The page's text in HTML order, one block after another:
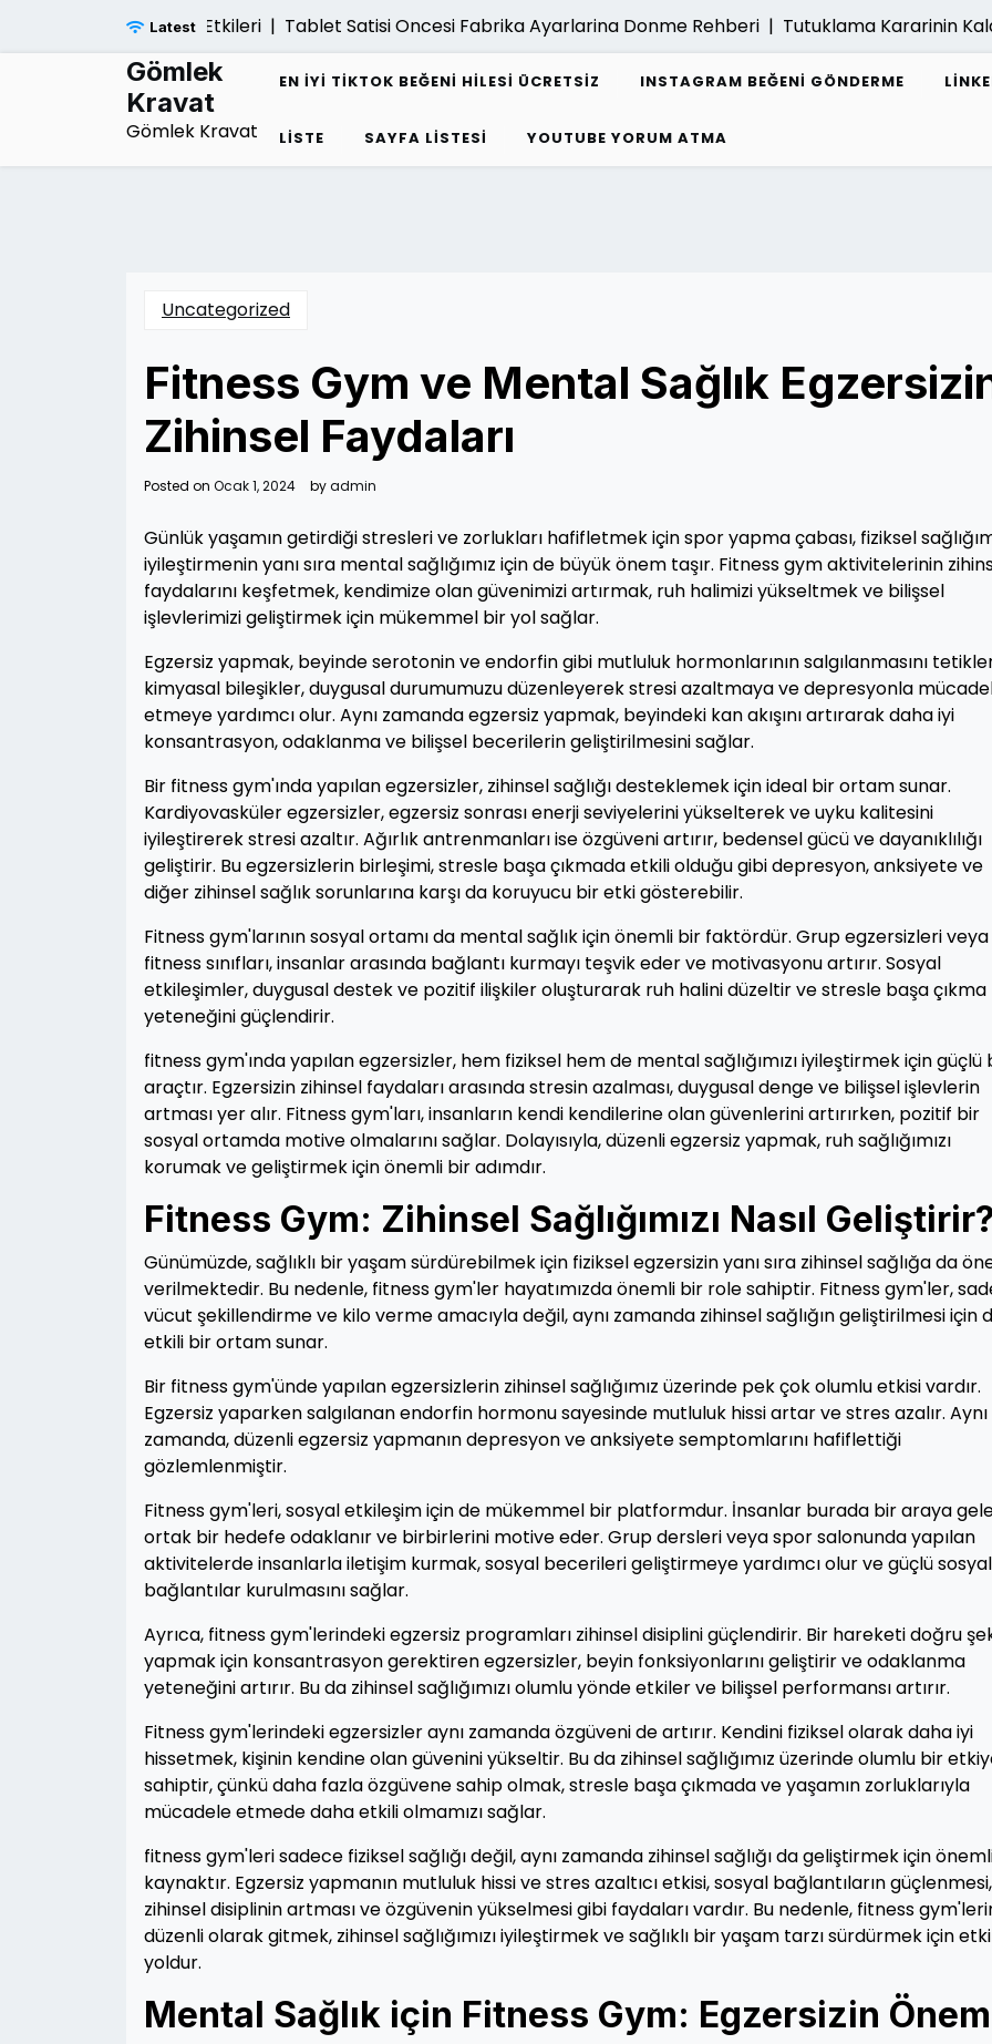
Latest
Cokuse Yol Acan Etkileri |Tablet Satisi Oncesi Fabrika Ayarlarina Donme Rehberi |Tutuklama Kararinin
Gömlek
Kravat
Gömlek Kravat
EN İYI TIKTOK BEĞENI HILESI ÜCRETSIZ INSTAGRAM BEĞENI GÖNDERME
LISTE SAYFA LISTESI YOUTUBE YORUM ATMA
Uncategorized
Fitness Gym ve Mental Sağlık
Zihinsel Faydaları
Posted on Ocak 1, 2024 byadmin
Günlük yaşamın getirdiği stresleri ve zorlukları hafifletmek için spor yapma çabası, fiziksel
iyileştirmenin yanı sıra mental sağlığımız için de büyük önem taşır. Fitness gym aktivitelerinin
faydalarını keşfetmek, kendimize olan güvenimizi artırmak, ruh halimizi yükseltmek ve bilişsel
işlevlerimizi geliştirmek için mükemmel bir yol sağlar.
Egzersiz yapmak, beyinde serotonin ve endorfin gibi mutluluk hormonlarının salgılanmasını
kimyasal bileşikler, duygusal durumumuzu düzenleyerek stresi azaltmaya ve depresyonla
etmeye yardımcı olur. Aynı zamanda egzersiz yapmak, beyindeki kan akışını artırarak daha iyi
konsantrasyon, odaklanma ve bilişsel becerilerin geliştirilmesini sağlar.
Bir fitness gym'ında yapılan egzersizler, zihinsel sağlığı desteklemek için ideal bir ortam sunar.
Kardiyovasküler egzersizler, egzersiz sonrası enerji seviyelerini yükselterek ve uyku kalitesini
iyileştirerek stresi azaltır. Ağırlık antrenmanları ise özgüveni artırır, bedensel gücü ve dayanıklılığı
geliştirir. Bu egzersizlerin birleşimi, stresle başa çıkmada etkili olduğu gibi depresyon, anksiyete ve
diğer zihinsel sağlık sorunlarına karşı da koruyucu bir etki gösterebilir.
Fitness gym'larının sosyal ortamı da mental sağlık için önemli bir faktördür. Grup egzersizleri veya
fitness sınıfları, insanlar arasında bağlantı kurmayı teşvik eder ve motivasyonu artırır. Sosyal
etkileşimler, duygusal destek ve pozitif ilişkiler oluşturarak ruh halini düzeltir ve stresle başa çıkma
yeteneğini güçlendirir.
fitness gym'ında yapılan egzersizler, hem fiziksel hem de mental sağlığımızı iyileştirmek için güçlü
araçtır. Egzersizin zihinsel faydaları arasında stresin azalması, duygusal denge ve bilişsel işlevlerin
artması yer alır. Fitness gym'ları, insanların kendi kendilerine olan güvenlerini artırırken, pozitif bir
sosyal ortamda motive olmalarını sağlar. Dolayısıyla, düzenli egzersiz yapmak, ruh sağlığımızı
korumak ve geliştirmek için önemli bir adımdır.
Fitness Gym: Zihinsel Sağlığımızı Nasıl Geliştirir?
Günümüzde, sağlıklı bir yaşam sürdürebilmek için fiziksel egzersizin yanı sıra zihinsel sağlığa da
verilmektedir. Bu nedenle, fitness gym'ler hayatımızda önemli bir role sahiptir. Fitness gym'ler,
vücut şekillendirme ve kilo verme amacıyla değil, aynı zamanda zihinsel sağlığın geliştirilmesi için
etkili bir ortam sunar.
Bir fitness gym'ünde yapılan egzersizlerin zihinsel sağlığımız üzerinde pek çok olumlu etkisi vardır.
Egzersiz yaparken salgılanan endorfin hormonu sayesinde mutluluk hissi artar ve stres azalır. Aynı
zamanda, düzenli egzersiz yapmanın depresyon ve anksiyete semptomlarını hafiflettiği
gözlemlenmiştir.
Fitness gym'leri, sosyal etkileşim için de mükemmel bir platformdur. İnsanlar burada bir araya
ortak bir hedefe odaklanır ve birbirlerini motive eder. Grup dersleri veya spor salonunda yapılan
aktivitelerde insanlarla iletişim kurmak, sosyal becerileri geliştirmeye yardımcı olur ve güçlü sosyal
bağlantılar kurulmasını sağlar.
Ayrıca, fitness gym'lerindeki egzersiz programları zihinsel disiplini güçlendirir. Bir hareketi doğru
yapmak için konsantrasyon gerektiren egzersizler, beyin fonksiyonlarını geliştirir ve odaklanma
yeteneğini artırır. Bu da zihinsel sağlığımızı olumlu yönde etkiler ve bilişsel performansı artırır.
Fitness gym'lerindeki egzersizler aynı zamanda özgüveni de artırır. Kendini fiziksel olarak daha iyi
hissetmek, kişinin kendine olan güvenini yükseltir. Bu da zihinsel sağlığımız üzerinde olumlu bir
sahiptir, çünkü daha fazla özgüvene sahip olmak, stresle başa çıkmada ve yaşamın zorluklarıyla
mücadele etmede daha etkili olmamızı sağlar.
fitness gym'leri sadece fiziksel sağlığı değil, aynı zamanda zihinsel sağlığı da geliştirmek için
kaynaktır. Egzersiz yapmanın mutluluk hissi ve stres azaltıcı etkisi, sosyal bağlantıların güçlenmesi,
zihinsel disiplinin artması ve özgüvenin yükselmesi gibi faydaları vardır. Bu nedenle, fitness
düzenli olarak gitmek, zihinsel sağlığımızı iyileştirmek ve sağlıklı bir yaşam tarzı sürdürmek için
yoldur.
Mental Sağlık için Fitness Gym: Egzersizin